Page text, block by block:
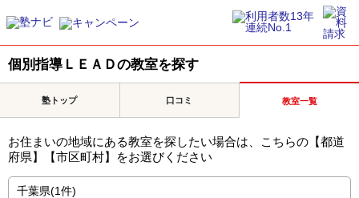
個別指導ＬＥＡＤの教室を探す
塾トップ 口コミ 教室一覧
お住まいの地域にある教室を探したい場合は、こちらの【都道
府県】【市区町村】をお選びください